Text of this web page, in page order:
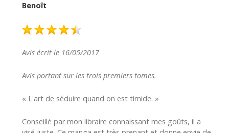
Benoît
Avis écrit le 16/05/2017
Avis portant sur les trois premiers tomes.
« L'art de séduire quand on est timide. »
Conseillé par mon libraire connaissant mes goûts, il a